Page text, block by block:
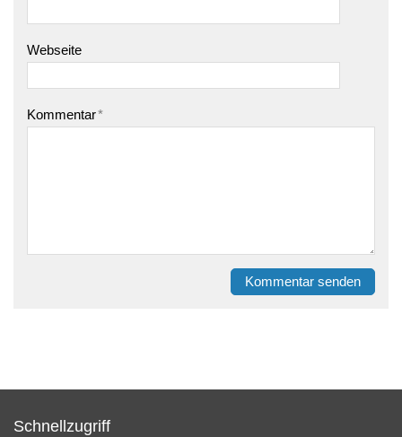
Webseite
Kommentar*
Kommentar senden
Schnellzugriff